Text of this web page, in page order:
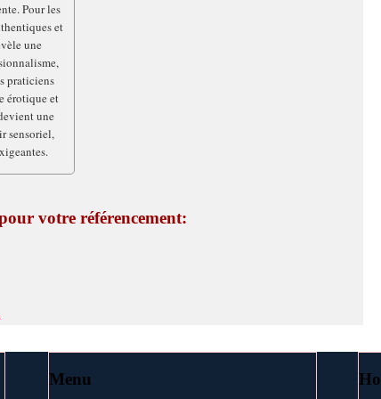
Pour les
et
une
praticiens
érotique et
une
sensoriel,
votre référencement:
Menu